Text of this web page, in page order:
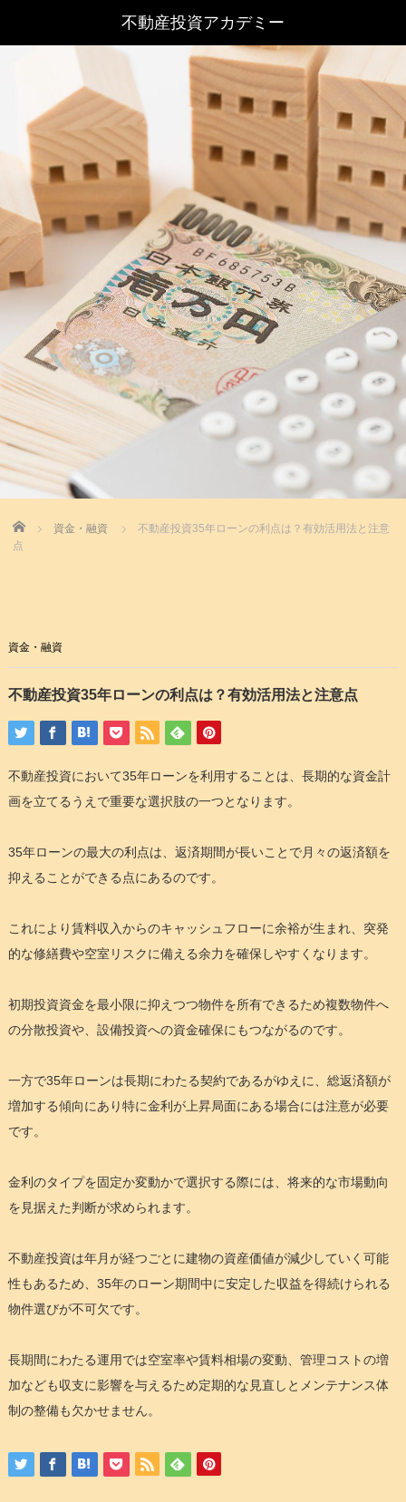
Home 資金・融資
不動産投資35年ローンの利点は？有効活用法と注意
点
資金・融資
不動産投資35年ローンの利点は？有効活用法と注意点
不動産投資において35年ローンを利用することは、長期的な資金計
画を立てるうえで重要な選択肢の一つとなります。
35年ローンの最大の利点は、返済期間が長いことで月々の返済額を
抑えることができる点にあるのです。
これにより賃料収入からのキャッシュフローに余裕が生まれ、突発
的な修繕費や空室リスクに備える余力を確保しやすくなります。
初期投資資金を最小限に抑えつつ物件を所有できるため複数物件へ
の分散投資や、設備投資への資金確保にもつながるのです。
一方で35年ローンは長期にわたる契約であるがゆえに、総返済額が
増加する傾向にあり特に金利が上昇局面にある場合には注意が必要
です。
金利のタイプを固定か変動かで選択する際には、将来的な市場動向
を見据えた判断が求められます。
不動産投資は年月が経つごとに建物の資産価値が減少していく可能
性もあるため、35年のローン期間中に安定した収益を得続けられる
物件選びが不可欠です。
長期間にわたる運用では空室率や賃料相場の変動、管理コストの増
加なども収支に影響を与えるため定期的な見直しとメンテナンス体
制の整備も欠かせません。